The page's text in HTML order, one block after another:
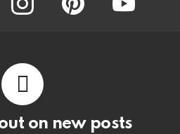
on new posts